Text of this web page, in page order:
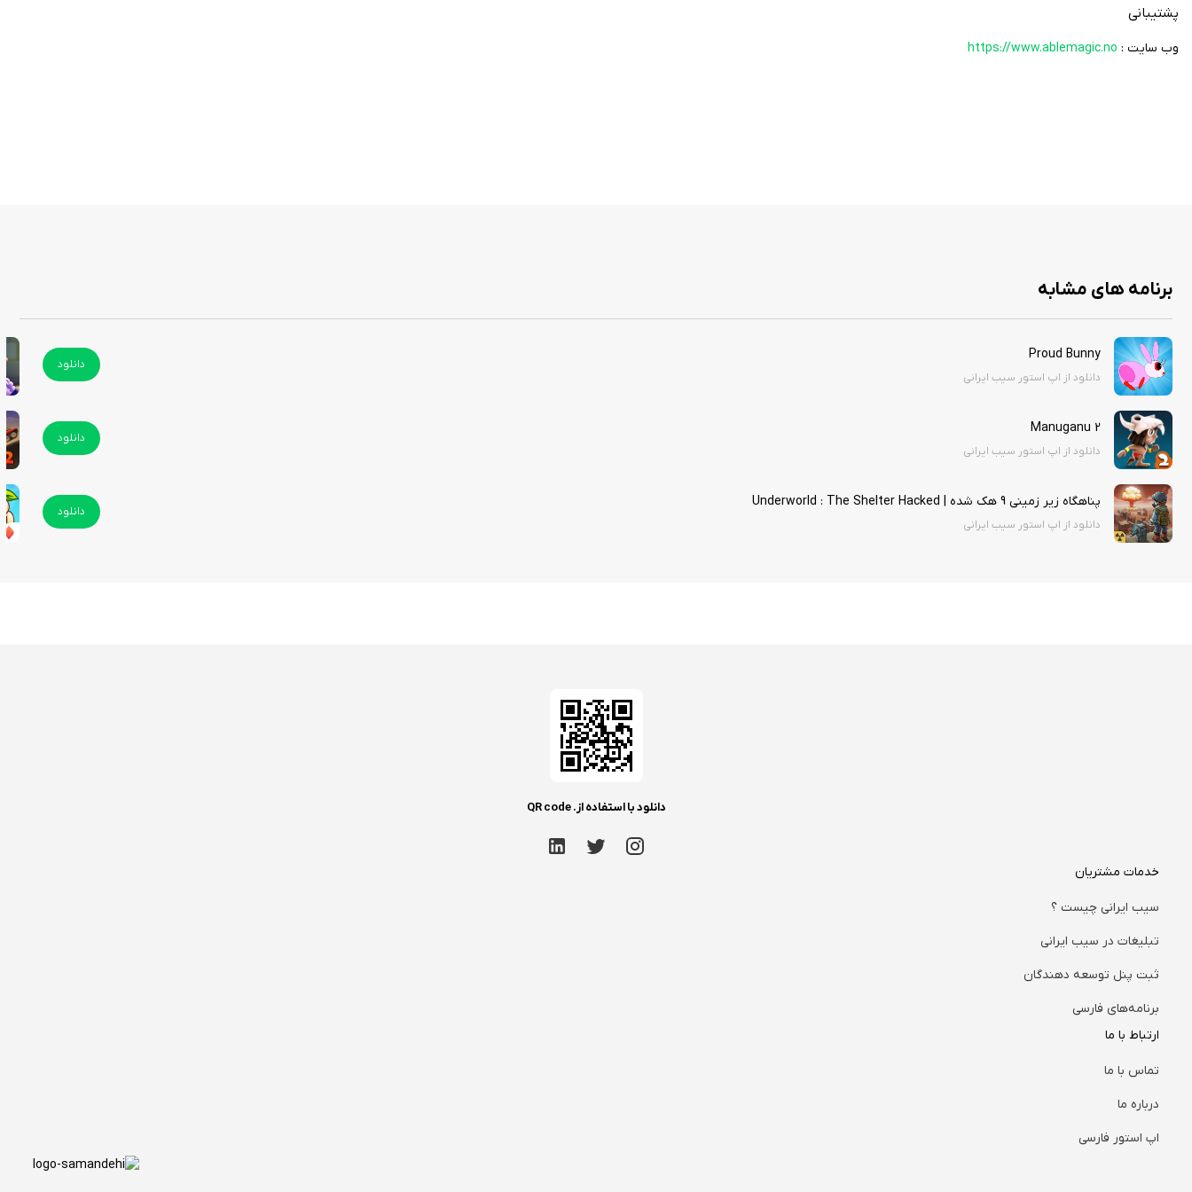
پشتیبانی
وب سایت : https://www.ablemagic.no
برنامه های مشابه
Proud Bunny
دانلود از اپ استور سیب ایرانی
دانلود
Manuganu 2
دانلود از اپ استور سیب ایرانی
دانلود
پناهگاه زیر زمینی 9 هک شده | Underworld : The Shelter Hacked
دانلود از اپ استور سیب ایرانی
دانلود
دانلود با استفاده از. QR code
خدمات مشتریان
سیب ایرانی چیست ؟
تبلیغات در سیب ایرانی
ثبت پنل توسعه دهندگان
برنامه‌های فارسی
ارتباط با ما
تماس با ما
درباره ما
اپ استور فارسی